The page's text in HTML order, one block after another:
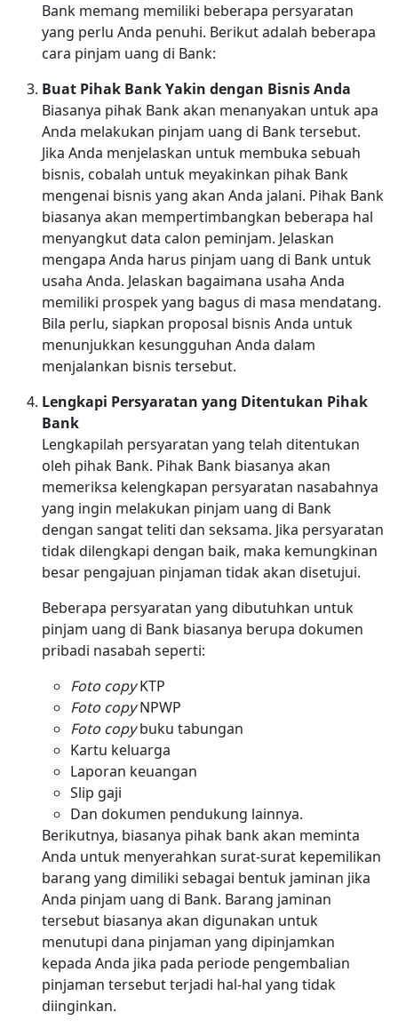
Bank memang memiliki beberapa persyaratan
yang perlu Anda penuhi. Berikut adalah beberapa
cara pinjam uang di Bank:
Buat Pihak Bank Yakin dengan Bisnis Anda
Biasanya pihak Bank akan menanyakan untuk apa
Anda melakukan pinjam uang di Bank tersebut.
Jika Anda menjelaskan untuk membuka sebuah
bisnis, cobalah untuk meyakinkan pihak Bank
mengenai bisnis yang akan Anda jalani. Pihak Bank
biasanya akan mempertimbangkan beberapa hal
menyangkut data calon peminjam. Jelaskan
mengapa Anda harus pinjam uang di Bank untuk
usaha Anda. Jelaskan bagaimana usaha Anda
memiliki prospek yang bagus di masa mendatang.
Bila perlu, siapkan proposal bisnis Anda untuk
menunjukkan kesungguhan Anda dalam
menjalankan bisnis tersebut.
Lengkapi Persyaratan yang Ditentukan Pihak
Bank
Lengkapilah persyaratan yang telah ditentukan
oleh pihak Bank. Pihak Bank biasanya akan
memeriksa kelengkapan persyaratan nasabahnya
yang ingin melakukan pinjam uang di Bank
dengan sangat teliti dan seksama. Jika persyaratan
tidak dilengkapi dengan baik, maka kemungkinan
besar pengajuan pinjaman tidak akan disetujui.
Beberapa persyaratan yang dibutuhkan untuk
pinjam uang di Bank biasanya berupa dokumen
pribadi nasabah seperti:
Foto copyKTP
Foto copyNPWP
Foto copybuku tabungan
Kartu keluarga
Laporan keuangan
Slip gaji
Dan dokumen pendukung lainnya.
Berikutnya, biasanya pihak bank akan meminta
Anda untuk menyerahkan surat-surat kepemilikan
barang yang dimiliki sebagai bentuk jaminan jika
Anda pinjam uang di Bank. Barang jaminan
tersebut biasanya akan digunakan untuk
menutupi dana pinjaman yang dipinjamkan
kepada Anda jika pada periode pengembalian
pinjaman tersebut terjadi hal-hal yang tidak
diinginkan.